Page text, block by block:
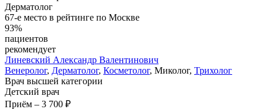
Дерматолог
67-е место в рейтинге по Москве
93%
пациентов
рекомендует
Линевский Александр Валентинович
Венеролог, Дерматолог, Косметолог, Миколог, Трихолог
Врач высшей категории
Детский врач
Приём – 3 700 ₽